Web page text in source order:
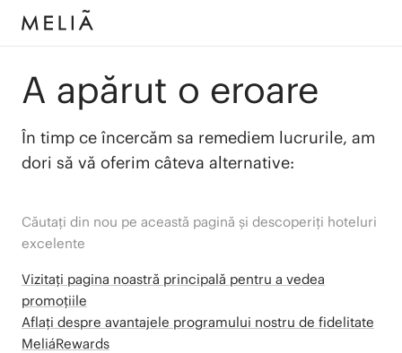
A apărut o eroare
În timp ce încercăm sa remediem lucrurile, am
dori să vă oferim câteva alternative:
Căutați din nou pe această pagină și descoperiți hoteluri
excelente
Vizitați pagina noastră principală pentru a vedea
promoțiile
Aflați despre avantajele programului nostru de fidelitate
MeliáRewards